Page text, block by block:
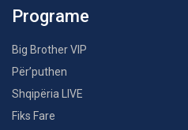
Programe
Big Brother VIP
Për’puthen
Shqipëria LIVE
Fiks Fare